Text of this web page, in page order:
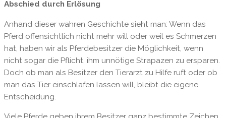
Abschied durch Erlösung
Anhand dieser wahren Geschichte sieht man: Wenn das
Pferd offensichtlich nicht mehr will oder weil es Schmerzen
hat, haben wir als Pferdebesitzer die Möglichkeit, wenn
nicht sogar die Pflicht, ihm unnötige Strapazen zu ersparen.
Doch ob man als Besitzer den Tierarzt zu Hilfe ruft oder ob
man das Tier einschlafen lassen will, bleibt die eigene
Entscheidung.